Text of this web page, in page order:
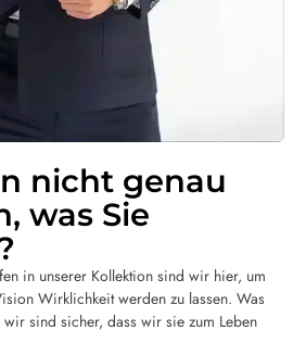
nicht genau
was Sie
in unserer Kollektion sind wir hier, um
Wirklichkeit werden zu lassen. Was
sind sicher, dass wir sie zum Leben